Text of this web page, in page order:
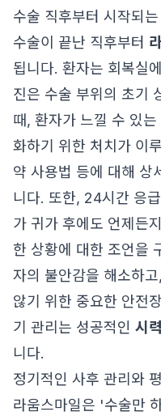
수술 직후부터 시작되
수술이 끝난 직후부터
됩니다. 환자는 회복실
진은 수술 부위의 초기
때, 환자가 느낄 수 있
화하기 위한 처치가 이
약 사용법 등에 대해 상
니다. 또한, 24시간 응
가 귀가 후에도 언제든
한 상황에 대한 조언을
자의 불안감을 해소하
않기 위한 중요한 안전
기 관리는 성공적인 시
니다.
정기적인 사후 관리와
라움스마일은 '수술만